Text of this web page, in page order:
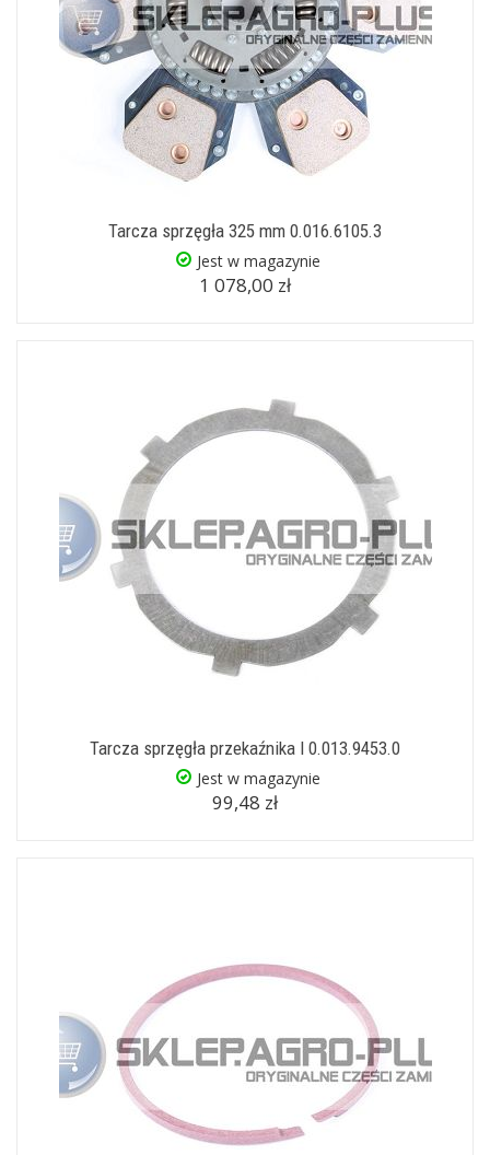
Tarcza sprzęgła 325 mm 0.016.6105.3
Jest w magazynie
1 078,00 zł
Tarcza sprzęgła przekaźnika I 0.013.9453.0
Jest w magazynie
99,48 zł